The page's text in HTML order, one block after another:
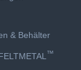
& Behälter
™